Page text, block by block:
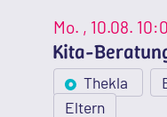
Mo. , 10.08.
Kita-
Thekla
Eltern